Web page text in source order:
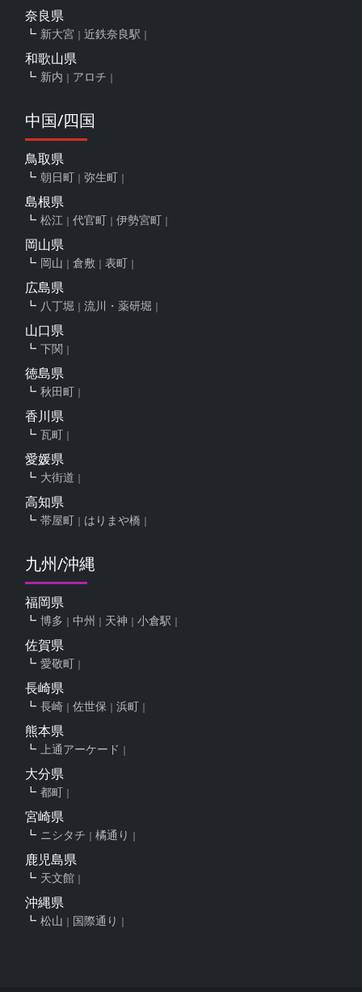
奈良県
新大宮 近鉄奈良駅
和歌山県
新内 アロチ
中国/四国
鳥取県
朝日町 弥生町
島根県
松江 代官町 伊勢宮町
岡山県
岡山 倉敷 表町
広島県
八丁堀 流川・薬研堀
山口県
下関
徳島県
秋田町
香川県
瓦町
愛媛県
大街道
高知県
帯屋町 はりまや橋
九州/沖縄
福岡県
博多 中州 天神 小倉駅
佐賀県
愛敬町
長崎県
長崎 佐世保 浜町
熊本県
上通アーケード
大分県
都町
宮崎県
ニシタチ 橘通り
鹿児島県
天文館
沖縄県
松山 国際通り